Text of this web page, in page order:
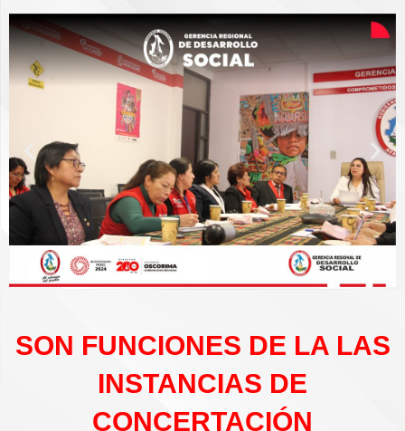
A
n
t
e
i
r
S
i
g
u
i
e
t
SON FUNCIONES DE LA LAS
INSTANCIAS DE
CONCERTACIÓN